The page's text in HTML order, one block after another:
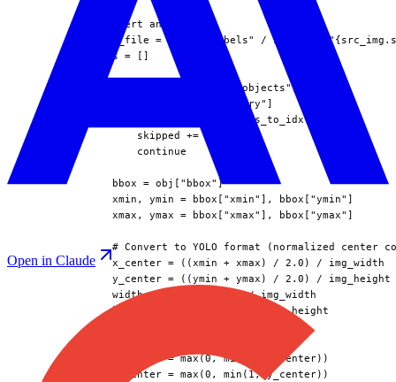
          # Convert annotations
label_file = dir / "labels" / split /
          lines = []
          for obj in img_data.get("objects", []):
              category = obj["category"]
              if category not in class_to_idx:
                  skipped += 1
                  continue
              bbox = obj["bbox"]
              xmin, ymin = bbox["xmin"], bbox["ymin"]
              xmax, ymax = bbox["xmax"], bbox["ymax"]
# Convert to YOLO format (normalized center
              x_center = ((xmin + xmax) / 2.0) / img_width
              y_center = ((ymin + ymax) / 2.0) / img_height
              width = (xmax - xmin) / img_width
              height = (ymax - ymin) / img_height
              # Clip to valid range
              x_center = max(0, min(1, x_center))
              y_center = max(0, min(1, y_center))
Open in Claude